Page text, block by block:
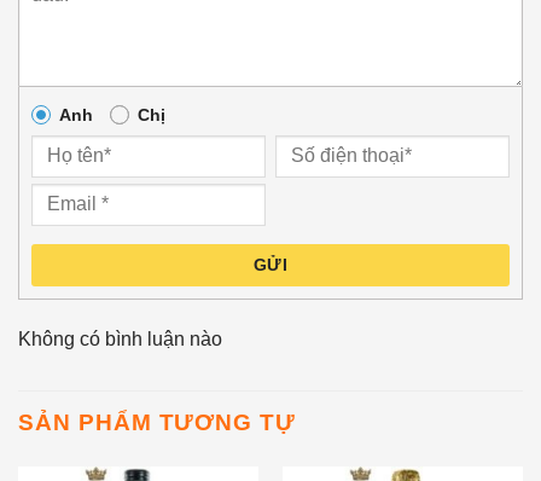
Anh Chị
GỬI
Không có bình luận nào
SẢN PHẨM TƯƠNG TỰ